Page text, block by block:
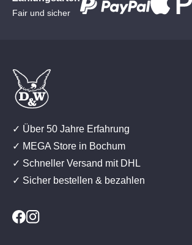
Fair und sicher
✓ Über 50 Jahre Erfahrung
✓ MEGA Store in Bochum
✓ Schneller Versand mit DHL
✓ Sicher bestellen & bezahlen